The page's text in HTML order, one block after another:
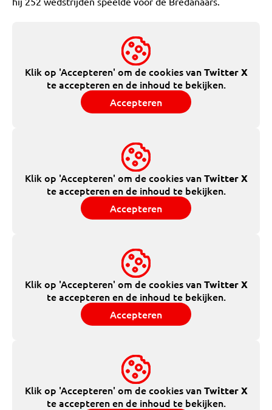
Klik op 'Accepteren' om de cookies vanTwitter X
te accepteren en de inhoud te bekijken.
Accepteren
Klik op 'Accepteren' om de cookies vanTwitter X
te accepteren en de inhoud te bekijken.
Accepteren
Klik op 'Accepteren' om de cookies vanTwitter X
te accepteren en de inhoud te bekijken.
Accepteren
Klik op 'Accepteren' om de cookies vanTwitter X
te accepteren en de inhoud te bekijken.